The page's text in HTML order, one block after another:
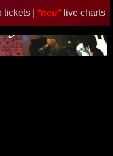
tickets | *neu* live charts